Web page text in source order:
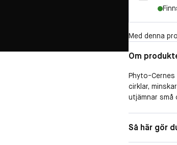
Med denna
Om
Phyto-Cernes
cirklar,
utjämnar
som du vill.
påsar under
Så här gör